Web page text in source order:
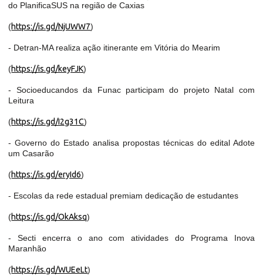
do PlanificaSUS na região de Caxias
(https://is.gd/NjUWW7)
- Detran-MA realiza ação itinerante em Vitória do Mearim
(https://is.gd/keyFJK)
- Socioeducandos da Funac participam do projeto Natal com
Leitura
(https://is.gd/I2g31C)
- Governo do Estado analisa propostas técnicas do edital Adote
um Casarão
(https://is.gd/eryId6)
- Escolas da rede estadual premiam dedicação de estudantes
(https://is.gd/OkAksq)
- Secti encerra o ano com atividades do Programa Inova
Maranhão
(https://is.gd/WUEeLt)